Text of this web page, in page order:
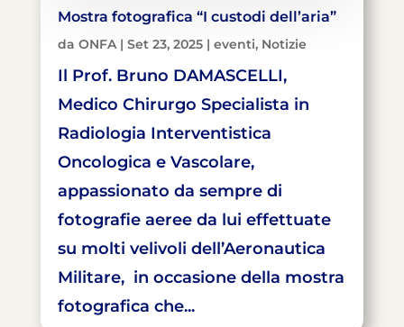
Mostra fotografica “I custodi dell’aria”
da ONFA| Set 23, 2025| eventi, Notizie
Il Prof. Bruno DAMASCELLI,
Medico Chirurgo Specialista in
Radiologia Interventistica
Oncologica e Vascolare,
appassionato da sempre di
fotografie aeree da lui effettuate
su molti velivoli dell’Aeronautica
Militare, in occasione della mostra
fotografica che...